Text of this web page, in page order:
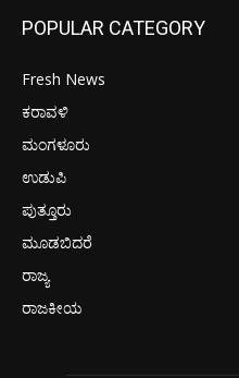
POPULAR CATEGORY
Fresh News
ಕರಾವಳಿ
ಮಂಗಳೂರು
ಉಡುಪಿ
ಪುತ್ತೂರು
ಮೂಡಬಿದರೆ
ರಾಜ್ಯ
ರಾಜಕೀಯ